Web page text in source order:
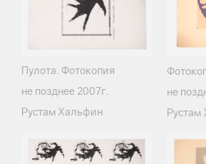
Пулота. Фотокопия
не позднее 2007г.
Рустам Хальфин
не
Рустам